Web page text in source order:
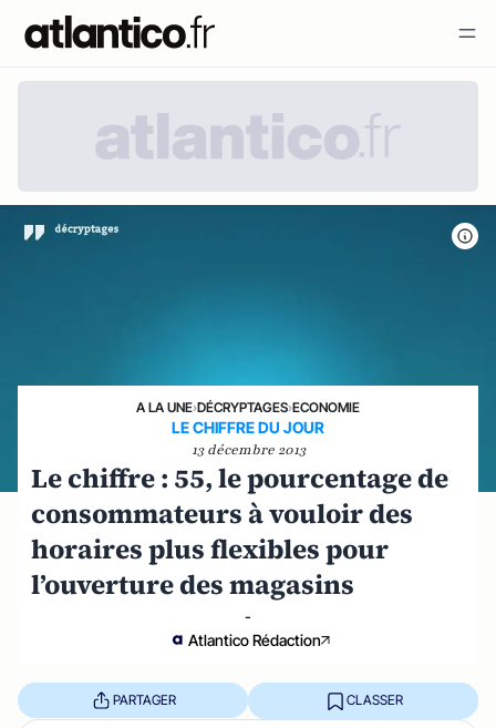
A LA UNE›DÉCRYPTAGES›ECONOMIE
LE CHIFFRE DU JOUR
13 décembre 2013
Le chiffre : 55, le pourcentage de
consommateurs à vouloir des
horaires plus flexibles pour
l’ouverture des magasins
-
Atlantico Rédaction
PARTAGER CLASSER